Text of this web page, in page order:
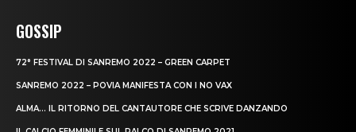
GOSSIP
72° FESTIVAL DI SANREMO 2022 – GREEN CARPET
SANREMO 2022 – POVIA MANIFESTA CON I NO VAX
ALMA… IL RITORNO DEL CANTAUTORE CHE SCRIVE DANZANDO